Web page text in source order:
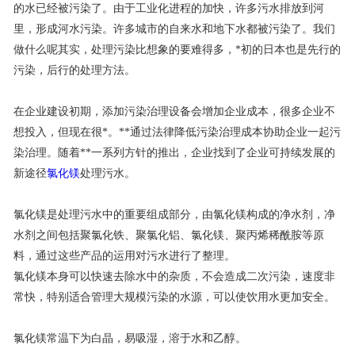
联系我们
的水已经被污染了。由于工业化进程的加快，许多污水排放到河
里，形成河水污染。许多城市的自来水和地下水都被污染了。我们
做什么呢其实，处理污染比想象的要难得多，*初的日本也是先行的
污染，后行的处理方法。
在企业建设初期，添加污染治理设备会增加企业成本，很多企业不
想投入，但现在很*。**通过法律降低污染治理成本协助企业一起污
染治理。随着**一系列方针的推出，企业找到了企业可持续发展的
新途径氯化镁处理污水。
氯化镁是处理污水中的重要组成部分，由氯化镁构成的净水剂，净
水剂之间包括聚氯化铁、聚氯化铝、氯化镁、聚丙烯稀酰胺等原
料，通过这些产品的运用对污水进行了整理。
氯化镁本身可以快速去除水中的杂质，不会造成二次污染，速度非
常快，特别适合管理大规模污染的水源，可以使饮用水更加安全。
氯化镁常温下为白晶，易吸湿，溶于水和乙醇。